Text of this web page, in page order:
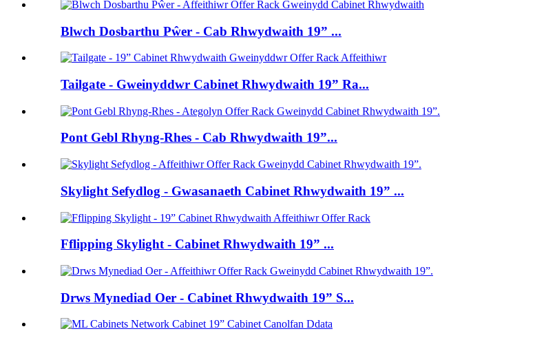
Blwch Dosbarthu Pŵer - Cab Rhwydwaith 19” ...
Tailgate - Gweinyddwr Cabinet Rhwydwaith 19” Ra...
Pont Gebl Rhyng-Rhes - Cab Rhwydwaith 19”...
Skylight Sefydlog - Gwasanaeth Cabinet Rhwydwaith 19” ...
Fflipping Skylight - Cabinet Rhwydwaith 19” ...
Drws Mynediad Oer - Cabinet Rhwydwaith 19” S...